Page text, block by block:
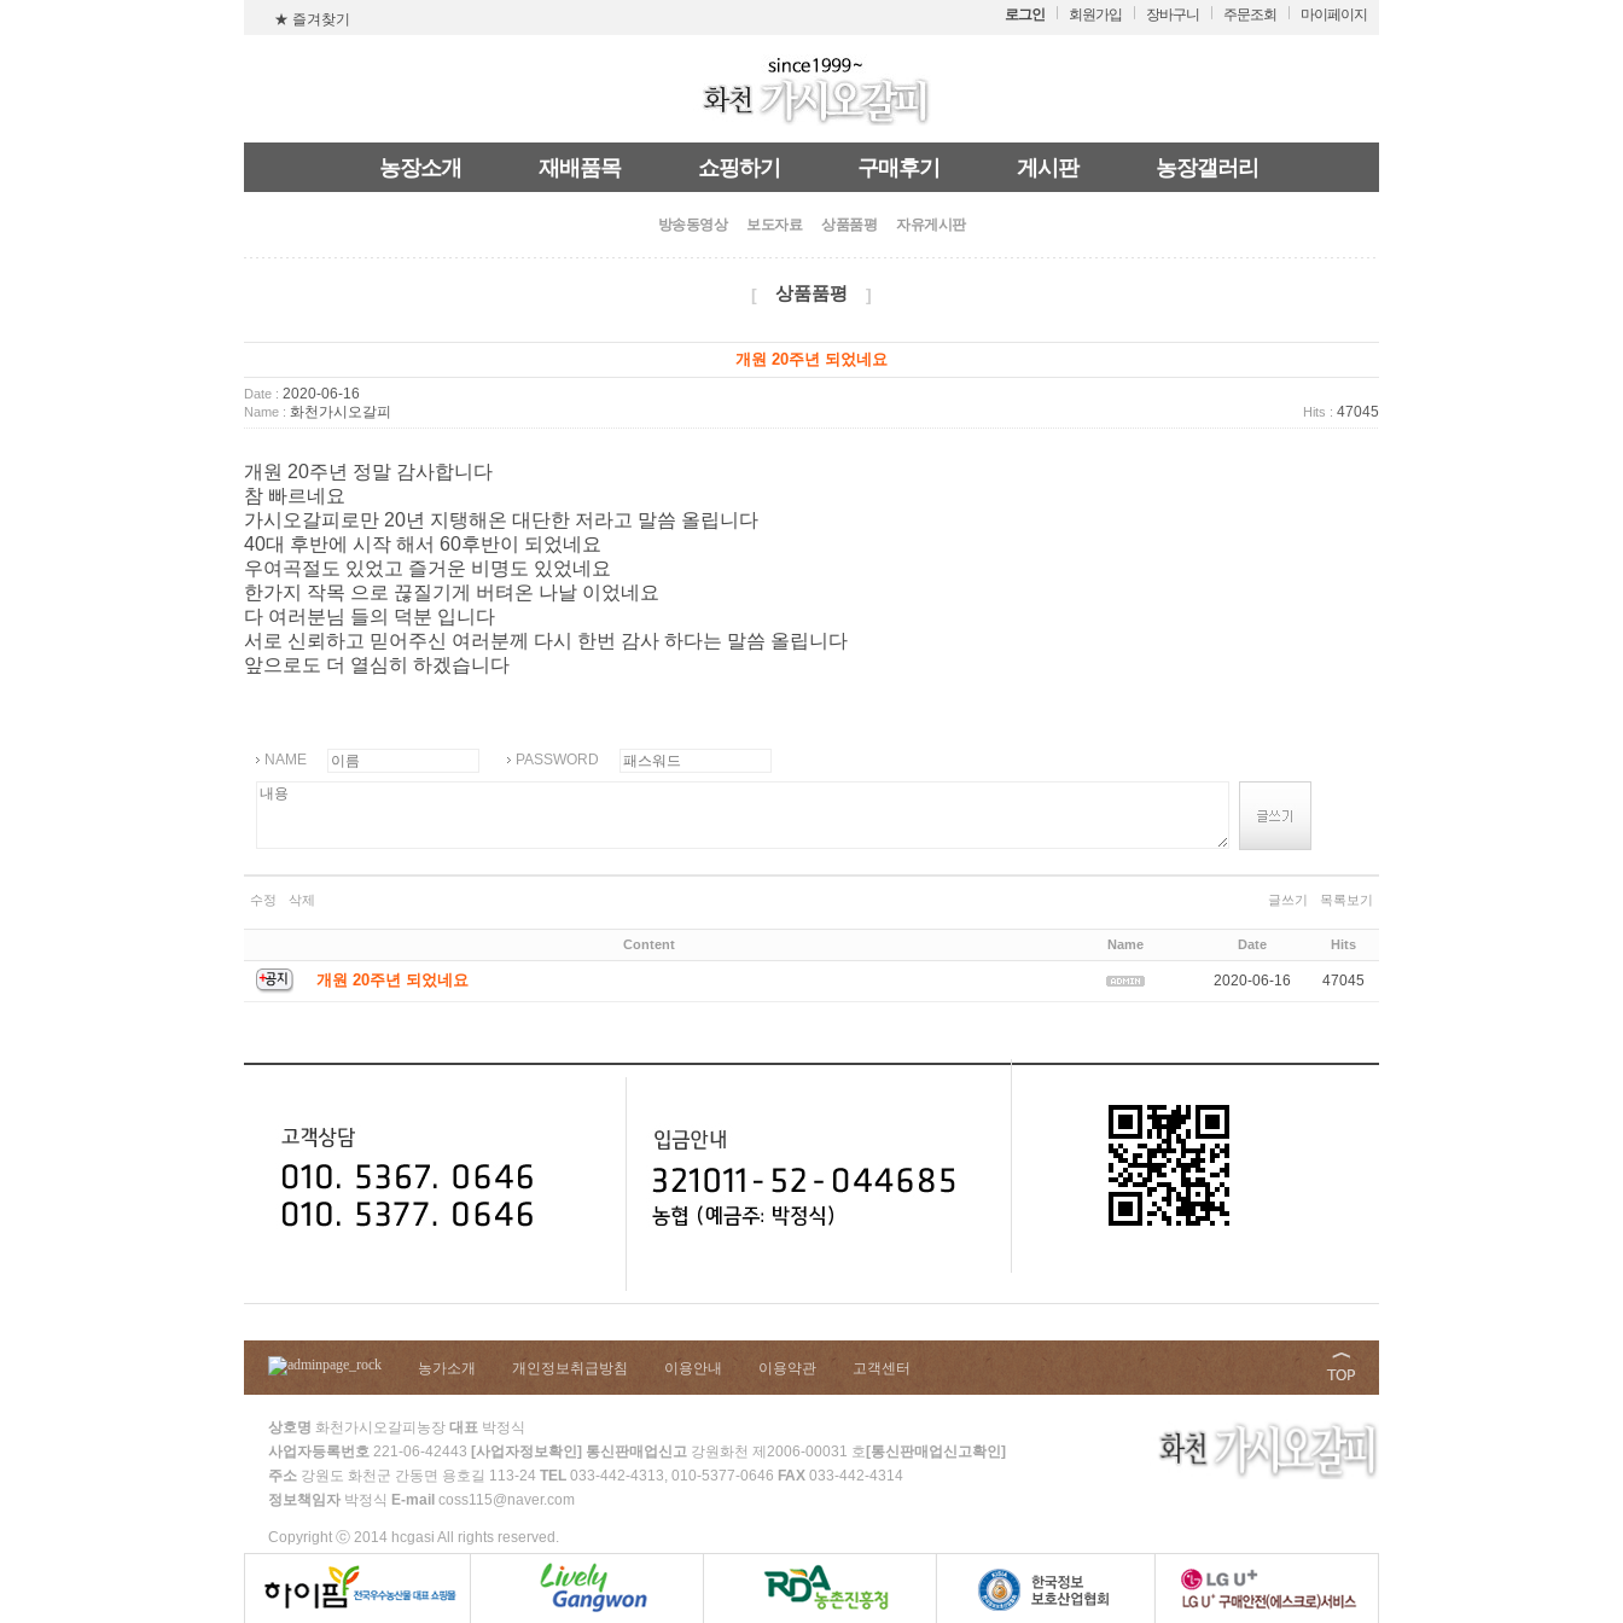
★ 즐겨찾기 로그인 회원가입 장바구니 주문조회 마이페이지
농장소개 재배품목 쇼핑하기 구매후기 게시판 농장갤러리
방송동영상 보도자료 상품품평 자유게시판
[ 상품품평 ]
개원 20주년 되었네요
Date : 2020-06-16
Name : 화천가시오갈피 Hits : 47045
개원 20주년 정말 감사합니다
참 빠르네요
가시오갈피로만 20년 지탱해온 대단한 저라고 말씀 올립니다
40대 후반에 시작 해서 60후반이 되었네요
우여곡절도 있었고 즐거운 비명도 있었네요
한가지 작목 으로 끊질기게 버텨온 나날 이었네요
다 여러분님 들의 덕분 입니다
서로 신뢰하고 믿어주신 여러분께 다시 한번 감사 하다는 말씀 올립니다
앞으로도 더 열심히 하겠습니다
NAME PASSWORD
수정 삭제 글쓰기 목록보기
Content Name Date Hits
개원 20주년 되었네요 2020-06-16 47045
농가소개 개인정보취급방침 이용안내 이용약관 고객센터
상호명 화천가시오갈피농장 대표 박정식
사업자등록번호 221-06-42443 [사업자정보확인] 통신판매업신고 강원화천 제2006-00031 호 [통신판매업신고확인]
주소 강원도 화천군 간동면 용호길 113-24 TEL 033-442-4313, 010-5377-0646 FAX 033-442-4314
정보책임자 박정식 E-mail coss115@naver.com
Copyright ⓒ 2014 hcgasi All rights reserved.